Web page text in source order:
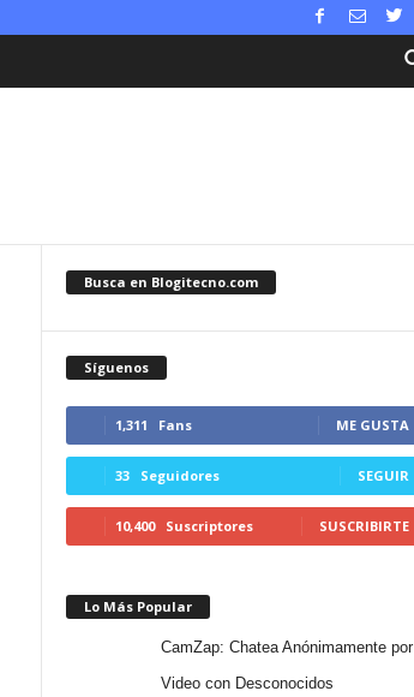
Busca en Blogitecno.com
Síguenos
1,311 Fans ME GUSTA
33 Seguidores SEGUIR
10,400 Suscriptores SUSCRIBIRTE
Lo Más Popular
CamZap: Chatea Anónimamente por
Video con Desconocidos